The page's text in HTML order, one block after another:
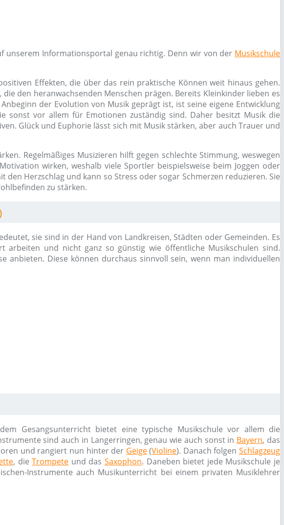
unserem Informationsportal genau richtig. Denn wir von der Musikschule
Effekten, die über das rein praktische Können weit hinaus gehen.
den heranwachsenden Menschen prägen. Bereits Kleinkinder lieben es
der Evolution von Musik geprägt ist, ist seine eigene Entwicklung
sonst vor allem für Emotionen zuständig sind. Daher besitzt Musik die
Glück und Euphorie lässt sich mit Musik stärken, aber auch Trauer und
Regelmäßiges Musizieren hilft gegen schlechte Stimmung, weswegen
wirken, weshalb viele Sportler beispielsweise beim Joggen oder
Herzschlag und kann so Stress oder sogar Schmerzen reduzieren. Sie
zu stärken.
sie sind in der Hand von Landkreisen, Städten oder Gemeinden. Es
und nicht ganz so günstig wie öffentliche Musikschulen sind.
anbieten. Diese können durchaus sinnvoll sein, wenn man individuellen
Gesangsunterricht bietet eine typische Musikschule vor allem die
sind auch in Langerringen, genau wie auch sonst in Bayern, das
und rangiert nun hinter der Geige(Violine). Danach folgenSchlagzeug
, dieTrompete und das Saxophon. Daneben bietet jede Musikschule je
Instrumente auch Musikunterricht bei einem privaten Musiklehrer